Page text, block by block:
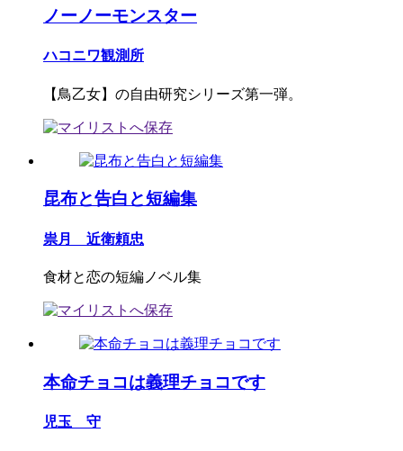
ノーノーモンスター
ハコニワ観測所
【鳥乙女】の自由研究シリーズ第一弾。
昆布と告白と短編集
祟月 近衛頼忠
食材と恋の短編ノベル集
本命チョコは義理チョコです
児玉 守